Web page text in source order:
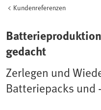
Kundenreferenzen
gedacht
Zerlegen und
Batteriepacks und